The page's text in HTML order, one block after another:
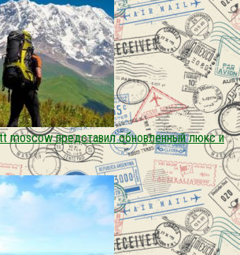
moscow представил обновленный люкс и